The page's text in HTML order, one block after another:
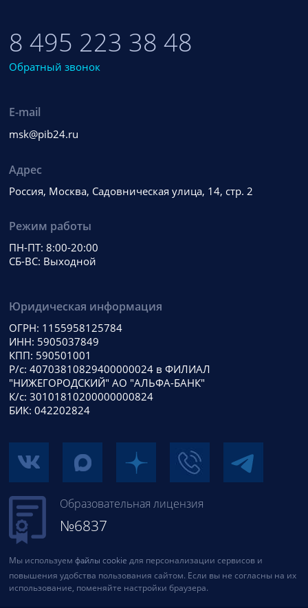
8 495 223 38 48
Обратный звонок
E-mail
msk@pib24.ru
Адрес
Россия, Москва, Садовническая улица, 14, стр. 2
Режим работы
ПН-ПТ: 8:00-20:00
СБ-ВС: Выходной
Юридическая информация
ОГРН: 1155958125784
ИНН: 5905037849
КПП: 590501001
Р/с: 40703810829400000024 в ФИЛИАЛ
"НИЖЕГОРОДСКИЙ" АО "АЛЬФА-БАНК"
К/с: 30101810200000000824
БИК: 042202824
Образовательная лицензия
№6837
Мы используем файлы cookie для персонализации сервисов и
повышения удобства пользования сайтом. Если вы не согласны на их
использование, поменяйте настройки браузера.